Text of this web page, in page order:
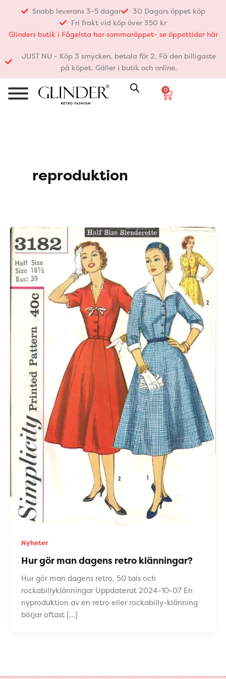
innehåll
Snabb leverans 3-5 dagar
30 Dagars öppet köp
Fri frakt vid köp över 350 kr
Glinders butik i Fågelsta har sommaröppet- se öppettider här
JUST NU - Köp 3 smycken, betala för 2. Få den billigaste
på köpet. Gäller i butik och online.
0
Varukorg
reproduktion
Nyheter
Hur gör man dagens retro klänningar?
Hur gör man dagens retro, 50 tals och
rockabillyklänningar Uppdaterat 2024-10-07 En
nyproduktion av en retro eller rockabilly-klänning
börjar oftast […]